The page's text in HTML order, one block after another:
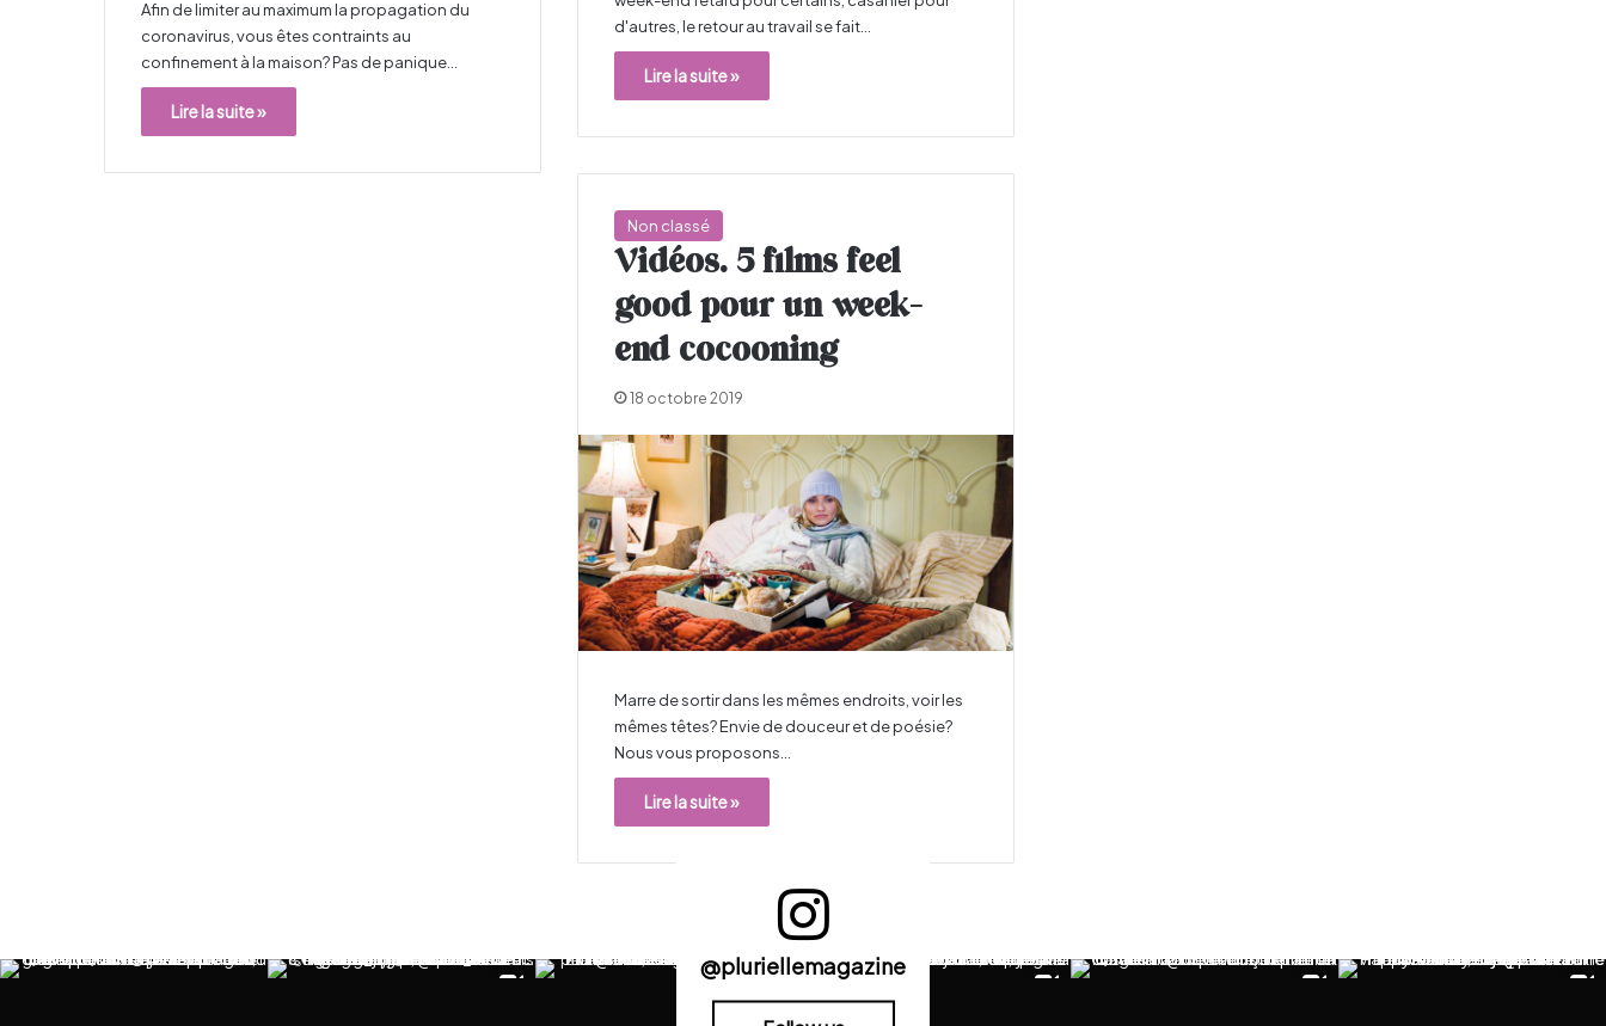
Afin de limiter au maximum la propagation du
coronavirus, vous êtes contraints au
confinement à la maison? Pas de panique…
Lire la suite »
d'autres, le retour au travail se fait…
Lire la suite »
Non classé
Vidéos. 5 films feel
good pour un week-
end cocooning
18 octobre 2019
Marre de sortir dans les mêmes endroits, voir les
mêmes têtes? Envie de douceur et de poésie?
Nous vous proposons…
Lire la suite »
@pluriellemagazine